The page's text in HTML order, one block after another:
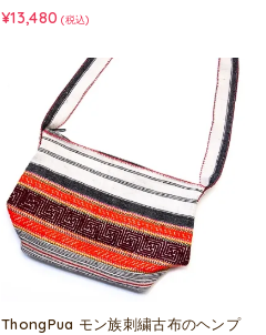
¥13,480 (税込)
ThongPua モン族刺繍古布のヘンプ